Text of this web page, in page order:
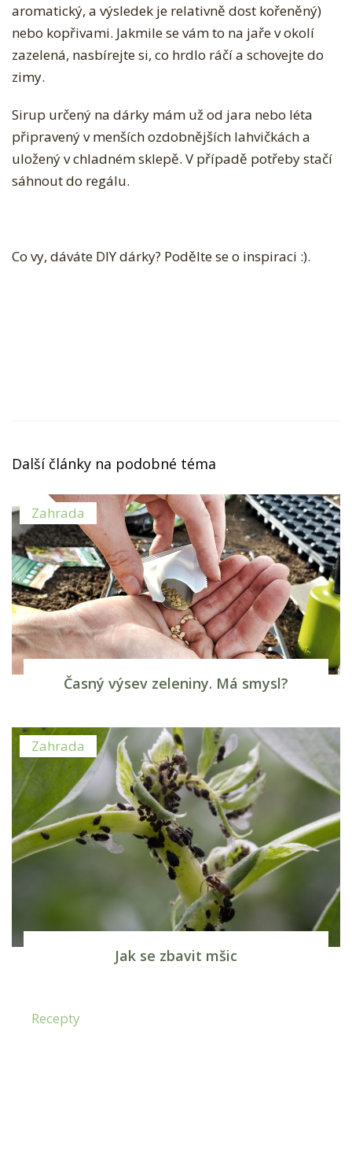
aromatický, a výsledek je relativně dost kořeněný)
nebo kopřivami. Jakmile se vám to na jaře v okolí
zazelená, nasbírejte si, co hrdlo ráčí a schovejte do
zimy.
Sirup určený na dárky mám už od jara nebo léta
připravený v menších ozdobnějších lahvičkách a
uložený v chladném sklepě. V případě potřeby stačí
sáhnout do regálu.
Co vy, dáváte DIY dárky? Podělte se o inspiraci :).
Další články na podobné téma
Zahrada
Časný výsev zeleniny. Má smysl?
Zahrada
Jak se zbavit mšic
Recepty